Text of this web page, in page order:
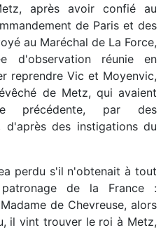
après avoir confié au
de Paris et des
au Maréchal de La Force,
d'observation réunie en
reprendre Vic et Moyenvic,
de Metz, qui avaient
précédente, par des
d'après des instigations du
perdu s'il n'obtenait à tout
de la France :
de Chevreuse, alors
il vint trouver le roi à Metz,